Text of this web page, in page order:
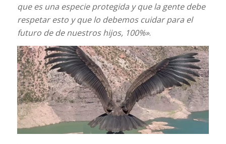
que es una especie protegida y que la gente debe
respetar esto y que lo debemos cuidar para el
futuro de de nuestros hijos, 100%».